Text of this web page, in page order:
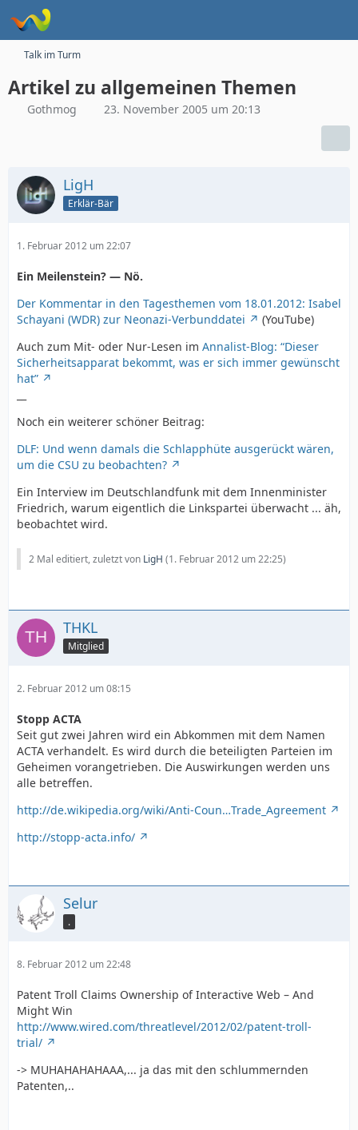
Talk im Turm
Artikel zu allgemeinen Themen
Gothmog 23. November 2005 um 20:13
LigH
Erklär-Bär
1. Februar 2012 um 22:07
Ein Meilenstein? — Nö.
Der Kommentar in den Tagesthemen vom 18.01.2012: Isabel
Schayani (WDR) zur Neonazi-Verbunddatei
(YouTube)
Auch zum Mit- oder Nur-Lesen im Annalist-Blog: “Dieser
Sicherheitsapparat bekommt, was er sich immer gewünscht
hat”
Noch ein weiterer schöner Beitrag:
DLF: Und wenn damals die Schlapphüte ausgerückt wären,
um die CSU zu beobachten?
Ein Interview im Deutschlandfunk mit dem Innenminister
Friedrich, warum eigentlich die Linkspartei überwacht ... äh,
beobachtet wird.
2 Mal editiert, zuletzt von LigH (1. Februar 2012 um 22:25)
THKL
Mitglied
2. Februar 2012 um 08:15
Stopp ACTA
Seit gut zwei Jahren wird ein Abkommen mit dem Namen
ACTA verhandelt. Es wird durch die beteiligten Parteien im
Geheimen vorangetrieben. Die Auswirkungen werden uns
alle betreffen.
http://de.wikipedia.org/wiki/Anti-Coun…Trade_Agreement
http://stopp-acta.info/
Selur
.
8. Februar 2012 um 22:48
Patent Troll Claims Ownership of Interactive Web – And
Might Win
http://www.wired.com/threatlevel/2012/02/patent-troll-
trial/
-> MUHAHAHAHAAA,... ja das mit den schlummernden
Patenten,..